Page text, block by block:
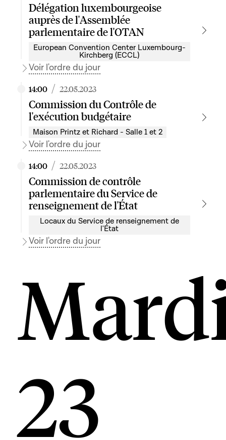
Délégation luxembourgeoise
auprès de l'Assemblée
parlementaire de l'OTAN
European Convention Center Luxembourg-
Kirchberg (ECCL)
Voir l'ordre du jour
14:00 / 22.05.2023
Commission du Contrôle de
l'exécution budgétaire
Maison Printz et Richard - Salle 1 et 2
Voir l'ordre du jour
14:00 / 22.05.2023
Commission de contrôle
parlementaire du Service de
renseignement de l'État
Locaux du Service de renseignement de
l'État
Voir l'ordre du jour
23